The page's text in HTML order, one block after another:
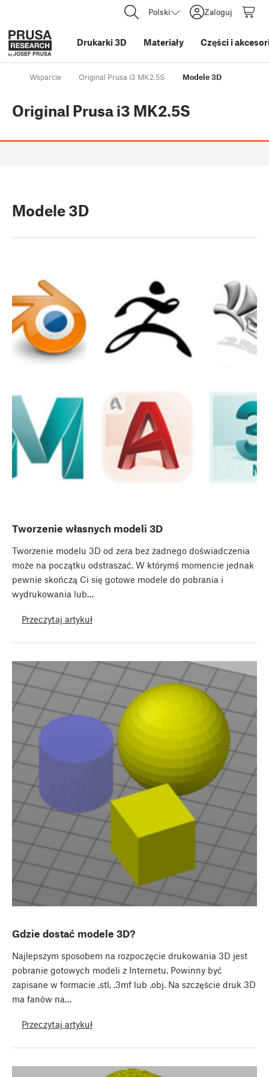
Polski Zaloguj
Drukarki 3D Materiały Części i
Wsparcie Original Prusa i3 MK2.5S Modele 3D
Original Prusa i3 MK2.5S
Modele 3D
Tworzenie własnych modeli 3D
Tworzenie modelu 3D od zera bez żadnego doświadczenia
może na początku odstraszać. W którymś momencie jednak
pewnie skończą Ci się gotowe modele do pobrania i
wydrukowania lub…
Przeczytaj artykuł
Gdzie dostać modele 3D?
Najlepszym sposobem na rozpoczęcie drukowania 3D jest
pobranie gotowych modeli z Internetu. Powinny być
zapisane w formacie .stl, .3mf lub .obj. Na szczęście druk 3D
ma fanów na…
Przeczytaj artykuł